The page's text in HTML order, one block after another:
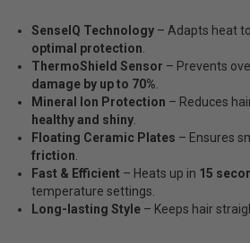
SenseIQ Technology – Adapts heat
optimal protection
ThermoShield Sensor – Prevents
damage by up to 70%
Mineral Ion Protection – Reduces
healthy and shiny
Floating Ceramic Plates – Ensures
friction
Fast & Efficient – Heats up in 15
temperature settings.
Long-lasting Style – Keeps hair